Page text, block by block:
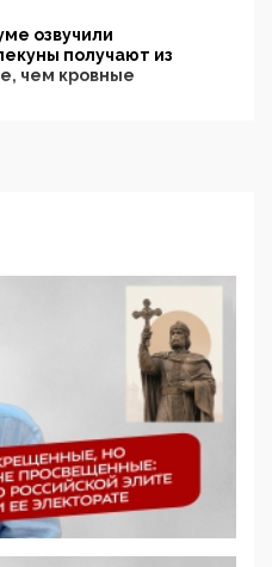
озвучили
получают из
чем кровные
в России, но
определять
Минцифры намерено
право
объекты от
от борца с
контентом